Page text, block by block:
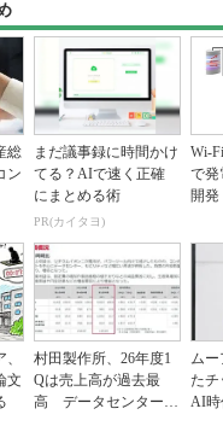
総
ン
まだ議事録に時間かけ
てる？AIで速く正確
にまとめる術
PR(カイタヨ)
Wi-
で発
開発
文
村田製作所、26年度1
Qは売上高が過去最
高 データセンター関
ムー
た
AI時